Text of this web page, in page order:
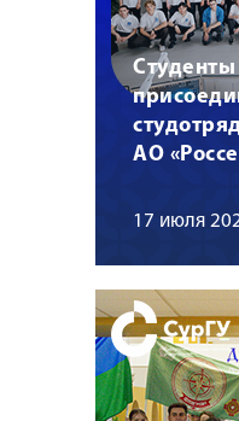
АО
17 июля